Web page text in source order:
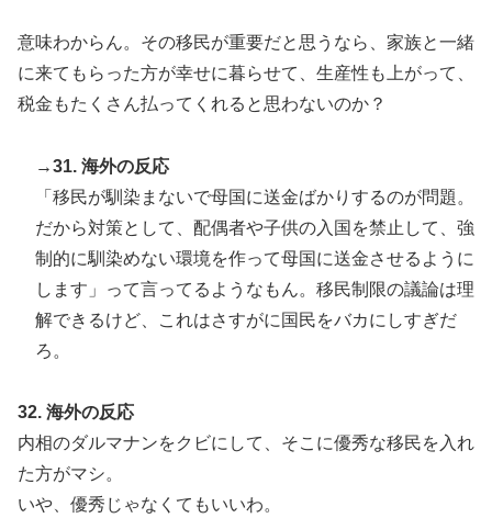
意味わからん。その移民が重要だと思うなら、家族と一緒
に来てもらった方が幸せに暮らせて、生産性も上がって、
税金もたくさん払ってくれると思わないのか？
→31. 海外の反応
「移民が馴染まないで母国に送金ばかりするのが問題。
だから対策として、配偶者や子供の入国を禁止して、強
制的に馴染めない環境を作って母国に送金させるように
します」って言ってるようなもん。移民制限の議論は理
解できるけど、これはさすがに国民をバカにしすぎだ
ろ。
32. 海外の反応
内相のダルマナンをクビにして、そこに優秀な移民を入れ
た方がマシ。
いや、優秀じゃなくてもいいわ。